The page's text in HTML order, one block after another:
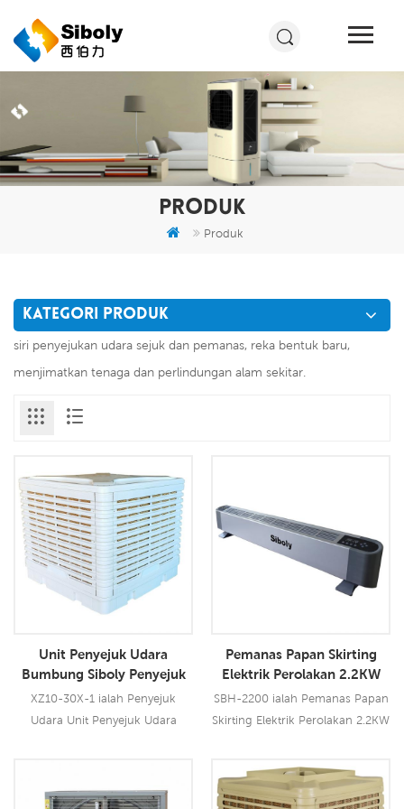
PRODUK
Produk
KATEGORI PRODUK
siri penyejukan udara sejuk dan pemanas, reka bentuk baru,
menjimatkan tenaga dan perlindungan alam sekitar.
Unit Penyejuk Udara
Bumbung Siboly Penyejuk
Udara Dari Pengilang China
XZ10-30X-1 ialah Penyejuk
Udara Unit Penyejuk Udara
Baca Lebih Lanjut
Pemanas Papan Skirting
Elektrik Perolakan 2.2KW
Kilang Pemanas Elektrik
SBH-2200 ialah Pemanas Papan
Skirting Elektrik Perolakan 2.2KW
mempunyai pelbagai
perlindungan keselamatan.
Baca Lebih Lanjut